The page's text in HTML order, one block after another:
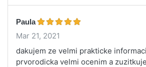
Paula
Mar 21, 2021
dakujem ze velmi prakticke
prvorodicka velmi ocenim a